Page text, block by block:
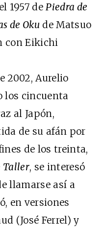
1957 dePiedra de
de Okude Matsuo
con Eikichi
2002, Aurelio
los cincuenta
al Japón,
de su afán por
de los treinta,
Taller, se interesó
llamarse así a
en versiones
(José Ferrel) y